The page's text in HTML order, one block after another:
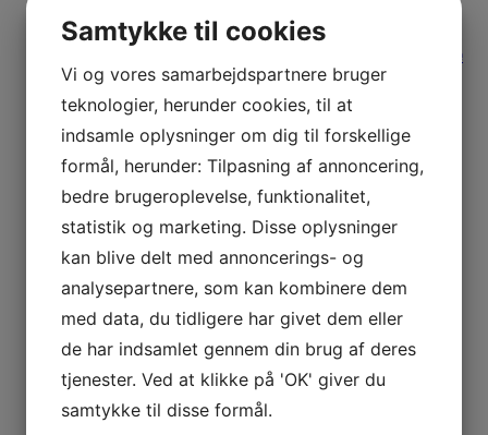
40mm
T2 SOFT RATCHAMATIC Blokke
57mm
Wire Blokke
Wire Blokke 25mm
Wire Blokke 38mm
Wire Blokke 51mm
ZIRCON Blokke
ZIRCON Blokke 40mm
ZIRCON Blokke 57mm
Blokke Ronstan
Blokke serie 20
Blokke serie 30
Blokke serie 40
Blokke serie 50
Faldudtag til wire eller tov
Gennemførings Blokke
Mini Blokke
Samtykke til cookies
Vi og vores samarbejdspartnere bruger
teknologier, herunder cookies, til at
indsamle oplysninger om dig til forskellige
formål, herunder: Tilpasning af annoncering,
bedre brugeroplevelse, funktionalitet,
statistik og marketing. Disse oplysninger
kan blive delt med annoncerings- og
analysepartnere, som kan kombinere dem
med data, du tidligere har givet dem eller
de har indsamlet gennem din brug af deres
tjenester. Ved at klikke på 'OK' giver du
samtykke til disse formål.